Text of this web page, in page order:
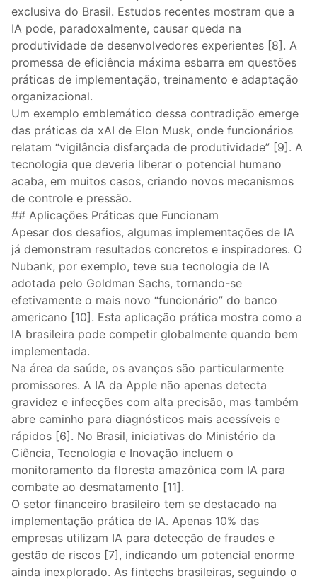
exclusiva do Brasil. Estudos recentes mostram que a
IA pode, paradoxalmente, causar queda na
produtividade de desenvolvedores experientes [8]. A
promessa de eficiência máxima esbarra em questões
práticas de implementação, treinamento e adaptação
organizacional.
Um exemplo emblemático dessa contradição emerge
das práticas da xAI de Elon Musk, onde funcionários
relatam “vigilância disfarçada de produtividade” [9]. A
tecnologia que deveria liberar o potencial humano
acaba, em muitos casos, criando novos mecanismos
de controle e pressão.
## Aplicações Práticas que Funcionam
Apesar dos desafios, algumas implementações de IA
já demonstram resultados concretos e inspiradores. O
Nubank, por exemplo, teve sua tecnologia de IA
adotada pelo Goldman Sachs, tornando-se
efetivamente o mais novo “funcionário” do banco
americano [10]. Esta aplicação prática mostra como a
IA brasileira pode competir globalmente quando bem
implementada.
Na área da saúde, os avanços são particularmente
promissores. A IA da Apple não apenas detecta
gravidez e infecções com alta precisão, mas também
abre caminho para diagnósticos mais acessíveis e
rápidos [6]. No Brasil, iniciativas do Ministério da
Ciência, Tecnologia e Inovação incluem o
monitoramento da floresta amazônica com IA para
combate ao desmatamento [11].
O setor financeiro brasileiro tem se destacado na
implementação prática de IA. Apenas 10% das
empresas utilizam IA para detecção de fraudes e
gestão de riscos [7], indicando um potencial enorme
ainda inexplorado. As fintechs brasileiras, seguindo o